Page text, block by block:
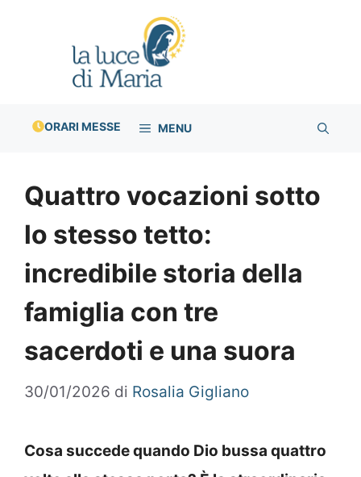
ORARI MESSE MENU
Quattro vocazioni sotto
lo stesso tetto:
incredibile storia della
famiglia con tre
sacerdoti e una suora
30/01/2026 di Rosalia Gigliano
Cosa succede quando Dio bussa quattro